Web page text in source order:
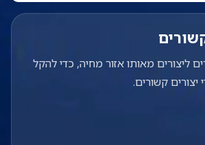
ליצורים מאותו אזור מחיה, כדי להקל
יצורים קשורים.